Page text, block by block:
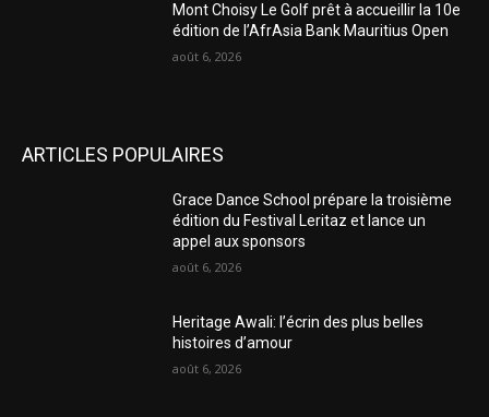
Mont Choisy Le Golf prêt à accueillir la 10e
édition de l’AfrAsia Bank Mauritius Open
août 6, 2026
ARTICLES POPULAIRES
Grace Dance School prépare la troisième
édition du Festival Leritaz et lance un
appel aux sponsors
août 6, 2026
Heritage Awali: l’écrin des plus belles
histoires d’amour
août 6, 2026